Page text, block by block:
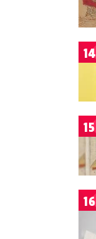
14
15
16